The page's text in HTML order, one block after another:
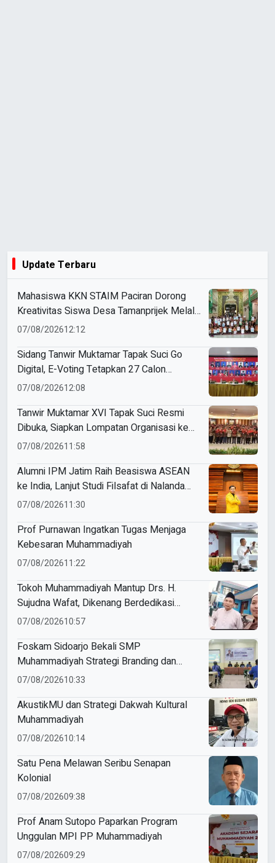
Update Terbaru
Mahasiswa KKN STAIM Paciran Dorong
Kreativitas Siswa Desa Tamanprijek Melalui
Seni Menggambar
07/08/202612:12
Sidang Tanwir Muktamar Tapak Suci Go
Digital, E-Voting Tetapkan 27 Calon
Formatur Periode 2026–2031
07/08/202612:08
Tanwir Muktamar XVI Tapak Suci Resmi
Dibuka, Siapkan Lompatan Organisasi ke
Pentas Dunia
07/08/202611:58
Alumni IPM Jatim Raih Beasiswa ASEAN
ke India, Lanjut Studi Filsafat di Nalanda
University
07/08/202611:30
Prof Purnawan Ingatkan Tugas Menjaga
Kebesaran Muhammadiyah
07/08/202611:22
Tokoh Muhammadiyah Mantup Drs. H.
Sujudna Wafat, Dikenang Berdedikasi
Kembangkan Dakwah dan Pendidikan
07/08/202610:57
Foskam Sidoarjo Bekali SMP
Muhammadiyah Strategi Branding dan
Marketing Sekolah
07/08/202610:33
AkustikMU dan Strategi Dakwah Kultural
Muhammadiyah
07/08/202610:14
Satu Pena Melawan Seribu Senapan
Kolonial
07/08/202609:38
Prof Anam Sutopo Paparkan Program
Unggulan MPI PP Muhammadiyah
07/08/202609:29